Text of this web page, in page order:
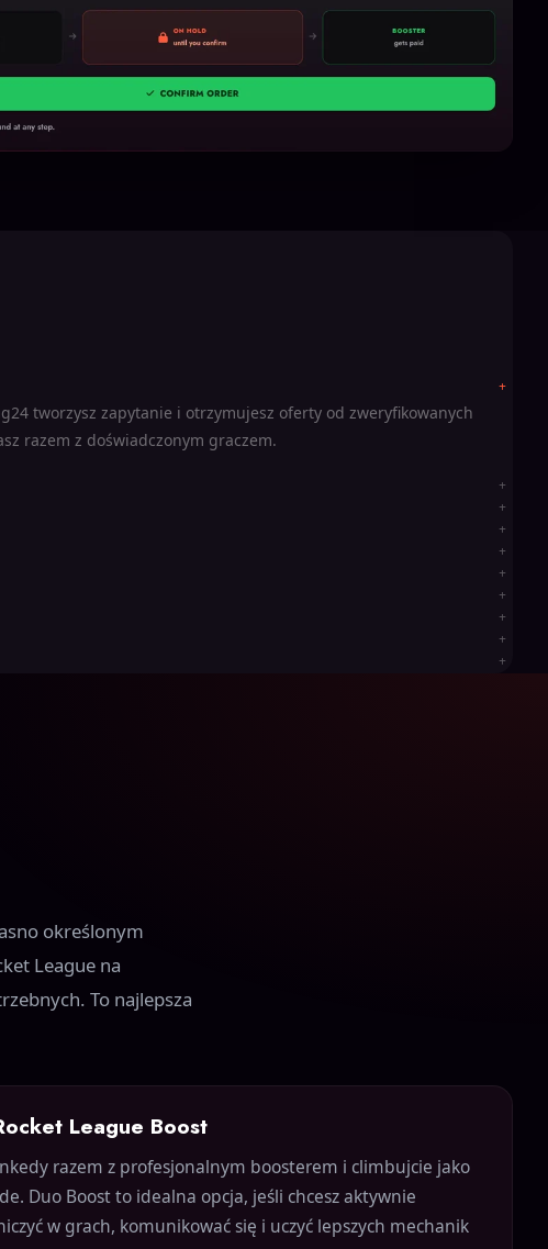
tworzysz zapytanie i otrzymujesz oferty od zweryfikowanych
razem z doświadczonym graczem.
określonym
League na
To najlepsza
League Boost
razem z profesjonalnym boosterem i climbujcie jako
Duo Boost to idealna opcja, jeśli chcesz aktywnie
w grach, komunikować się i uczyć lepszych mechanik